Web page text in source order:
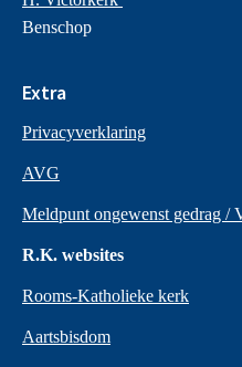
Benschop
Extra
Privacyverklaring
AVG
Meldpunt ongewenst gedrag /
R.K. websites
Rooms-Katholieke kerk
Aartsbisdom